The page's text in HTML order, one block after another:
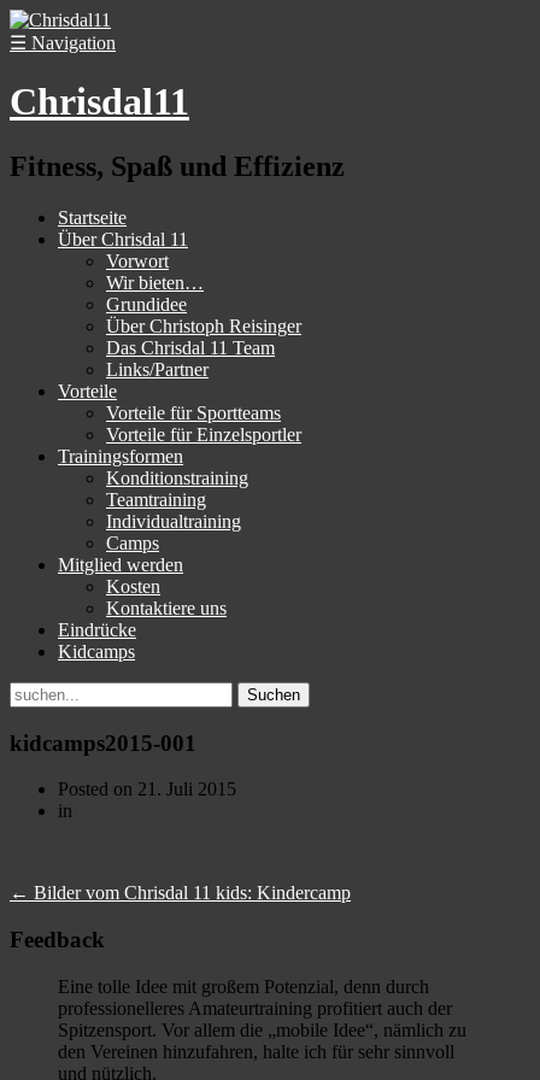
☰ Navigation
Chrisdal11
Fitness, Spaß und Effizienz
Startseite
Über Chrisdal 11
Vorwort
Wir bieten…
Grundidee
Über Christoph Reisinger
Das Chrisdal 11 Team
Links/Partner
Vorteile
Vorteile für Sportteams
Vorteile für Einzelsportler
Trainingsformen
Konditionstraining
Teamtraining
Individualtraining
Camps
Mitglied werden
Kosten
Kontaktiere uns
Eindrücke
Kidcamps
Suchen
nach:
kidcamps2015-001
Posted on 21. Juli 2015
in
← Bilder vom Chrisdal 11 kids: Kindercamp
Feedback
Eine tolle Idee mit großem Potenzial, denn durch
professionelleres Amateurtraining profitiert auch der
Spitzensport. Vor allem die „mobile Idee“, nämlich zu
den Vereinen hinzufahren, halte ich für sehr sinnvoll
und nützlich.